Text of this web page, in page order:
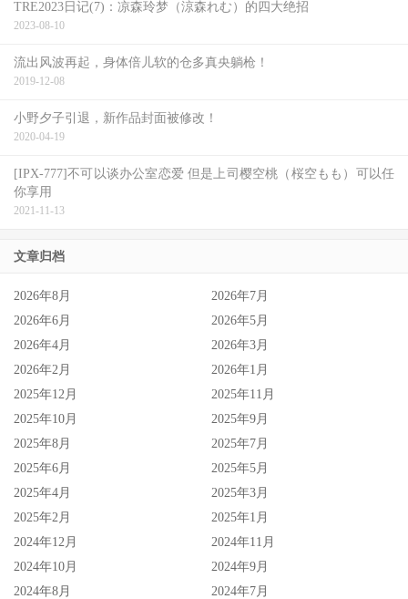
TRE2023日记(7)：凉森玲梦（涼森れむ）的四大绝招
2023-08-10
流出风波再起，身体倍儿软的仓多真央躺枪！
2019-12-08
小野夕子引退，新作品封面被修改！
2020-04-19
[IPX-777]不可以谈办公室恋爱 但是上司樱空桃（桜空もも）可以任
你享用
2021-11-13
文章归档
2026年8月
2026年7月
2026年6月
2026年5月
2026年4月
2026年3月
2026年2月
2026年1月
2025年12月
2025年11月
2025年10月
2025年9月
2025年8月
2025年7月
2025年6月
2025年5月
2025年4月
2025年3月
2025年2月
2025年1月
2024年12月
2024年11月
2024年10月
2024年9月
2024年8月
2024年7月